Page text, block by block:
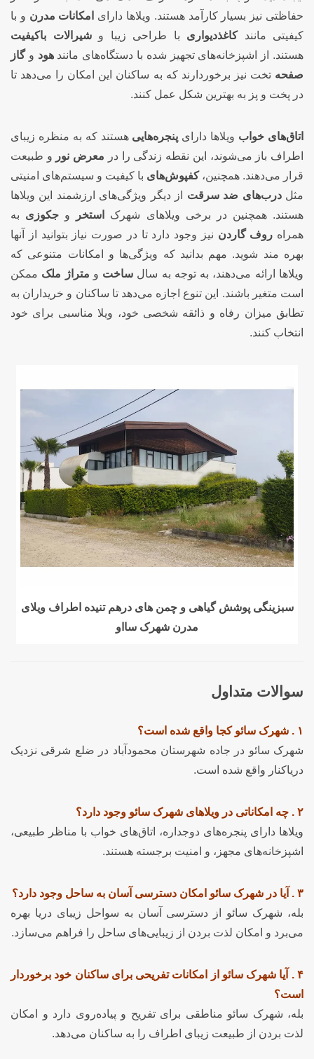
حفاظتی نیز بسیار کارآمد هستند. ویلاها دارای
امکانات مدرن و با
کیفیتی مانندکاغذدیواری با طراحی زیبا وشیرالات باکیفیت
هستند. از اشپزخانه‌های تجهیز شده با دستگاه‌های مانندهود وگاز
صفحه تخت نیز برخوردارند که به ساکنان این امکان را می‌دهد تا
در پخت و پز به بهترین شکل عمل کنند.
اتاق‌های خواب ویلاها دارای پنجره‌هایی هستند که به منظره زیبای
اطراف باز می‌شوند، این نقطه زندگی را در معرض نور و طبیعت
قرار می‌دهند. همچنین،کفپوش‌های با کیفیت و سیستم‌های امنیتی
مثلدرب‌های ضد سرقت از دیگر ویژگی‌های ارزشمند این ویلاها
هستند. همچنین در برخی ویلاهای شهرک
استخر و جکوزی به
همراه روف گاردن نیز وجود دارد تا در صورت نیاز بتوانید از آنها
بهره مند شوید. مهم بدانید که ویژگی‌ها و امکانات متنوعی که
ویلاها ارائه می‌دهند، به توجه به سال ساخت و متراژ ملک ممکن
است متغیر باشند. این تنوع اجازه می‌دهد تا ساکنان و خریداران به
تطابق میزان رفاه و ذائقه شخصی خود، ویلا مناسبی برای خود
انتخاب کنند.
سبزینگی پوشش گیاهی و چمن های درهم تنیده اطراف ویلای
مدرن شهرک سااو
سوالات متداول
۱ . شهرک سائو کجا واقع شده است؟
شهرک سائو در جاده شهرستان محمودآباد در ضلع شرقی نزدیک
دریاکنار واقع شده است.
۲ . چه امکاناتی در ویلاهای شهرک سائو وجود دارد؟
ویلاها دارای پنجره‌های دوجداره، اتاق‌های خواب با مناظر طبیعی،
اشپزخانه‌های مجهز، و امنیت برجسته هستند.
۳ . آیا در شهرک سائو امکان دسترسی آسان به ساحل وجود دارد؟
بله، شهرک سائو از دسترسی آسان به سواحل زیبای دریا بهره
می‌برد و امکان لذت بردن از زیبایی‌های ساحل را فراهم می‌سازد.
۴ . آیا شهرک سائو از امکانات تفریحی برای ساکنان خود برخوردار
است؟
بله، شهرک سائو مناطقی برای تفریح و پیاده‌روی دارد و امکان
لذت بردن از طبیعت زیبای اطراف را به ساکنان می‌دهد.